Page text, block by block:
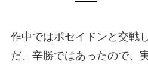
作中ではポセイドンと交戦
だ、辛勝ではあったので、